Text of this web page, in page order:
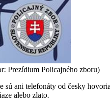
Prezídium Policajného zboru)
ani telefonáty od česky
alebo zlato.